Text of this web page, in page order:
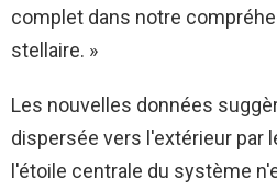
complet dans notre
stellaire. »
Les nouvelles données
dispersée vers l'extérieur par
l'étoile centrale du système